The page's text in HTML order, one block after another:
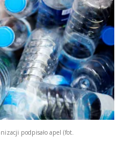
podpisało apel (fot.